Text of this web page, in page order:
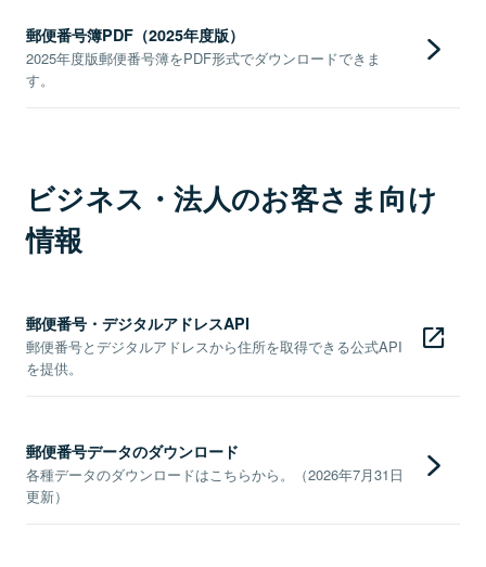
郵便番号簿PDF（2025年度版）
2025年度版郵便番号簿をPDF形式でダウンロードできま
す。
ビジネス・法人のお客さま向け
情報
郵便番号・デジタルアドレスAPI
郵便番号とデジタルアドレスから住所を取得できる公式API
を提供。
郵便番号データのダウンロード
各種データのダウンロードはこちらから。（2026年7月31日
更新）